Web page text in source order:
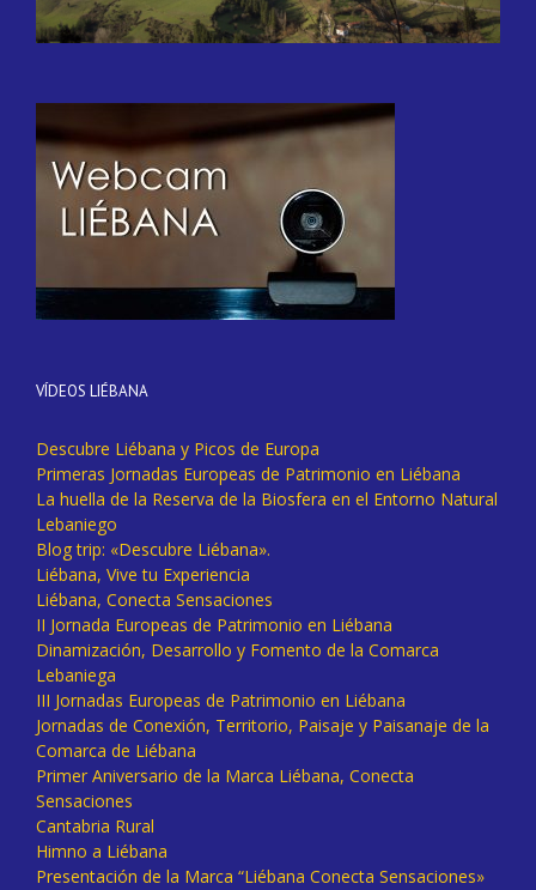
VÍDEOS LIÉBANA
Descubre Liébana y Picos de Europa
Primeras Jornadas Europeas de Patrimonio en Liébana
La huella de la Reserva de la Biosfera en el Entorno Natural
Lebaniego
Blog trip: «Descubre Liébana».
Liébana, Vive tu Experiencia
Liébana, Conecta Sensaciones
II Jornada Europeas de Patrimonio en Liébana
Dinamización, Desarrollo y Fomento de la Comarca
Lebaniega
III Jornadas Europeas de Patrimonio en Liébana
Jornadas de Conexión, Territorio, Paisaje y Paisanaje de la
Comarca de Liébana
Primer Aniversario de la Marca Liébana, Conecta
Sensaciones
Cantabria Rural
Himno a Liébana
Presentación de la Marca “Liébana Conecta Sensaciones»